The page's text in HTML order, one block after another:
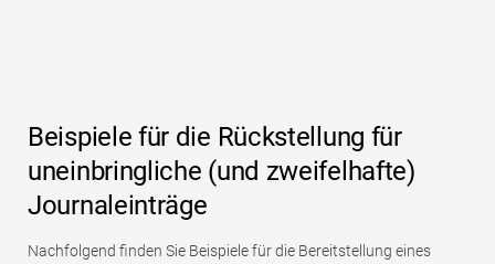
Beispiele für die Rückstellung für
uneinbringliche (und zweifelhafte)
Journaleinträge
Nachfolgend finden Sie Beispiele für die Bereitstellung eines